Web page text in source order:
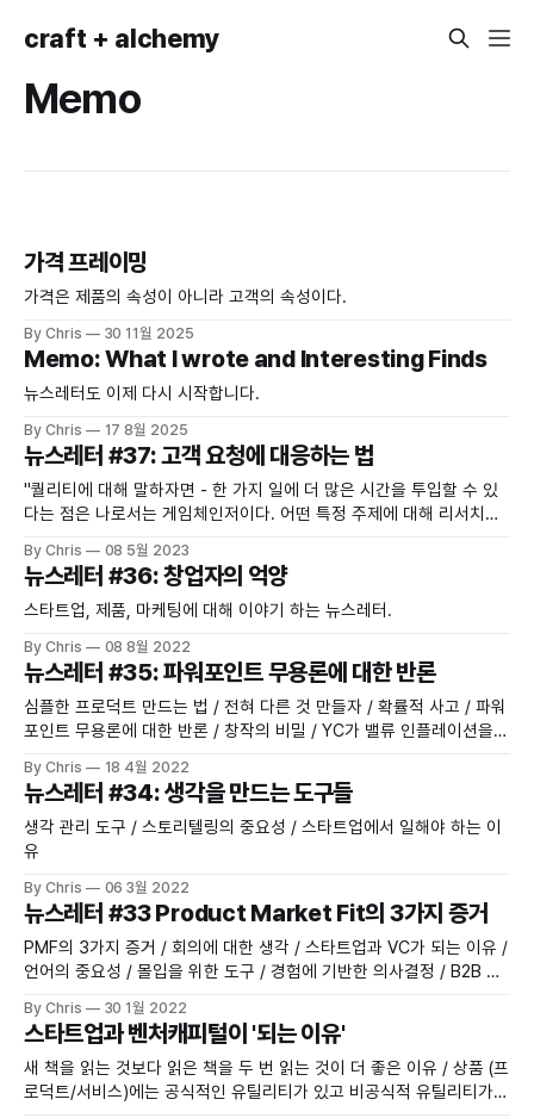
craft + alchemy
Memo
가격 프레이밍
가격은 제품의 속성이 아니라 고객의 속성이다.
By Chris 30 11월 2025
Memo: What I wrote and Interesting Finds
뉴스레터도 이제 다시 시작합니다.
By Chris 17 8월 2025
뉴스레터 #37: 고객 요청에 대응하는 법
"퀄리티에 대해 말하자면 - 한 가지 일에 더 많은 시간을 투입할 수 있
다는 점은 나로서는 게임체인저이다. 어떤 특정 주제에 대해 리서치하
책장에서 책을 꺼내 읽는다면, 이제는 앉아서 1시간을 읽을 수 있게 되
었다."
By Chris 08 5월 2023
뉴스레터 #36: 창업자의 억양
스타트업, 제품, 마케팅에 대해 이야기 하는 뉴스레터.
By Chris 08 8월 2022
뉴스레터 #35: 파워포인트 무용론에 대한 반론
심플한 프로덕트 만드는 법 / 전혀 다른 것 만들자 / 확률적 사고 / 파워
포인트 무용론에 대한 반론 / 창작의 비밀 / YC가 밸류 인플레이션을
By Chris 18 4월 2022
뉴스레터 #34: 생각을 만드는 도구들
생각 관리 도구 / 스토리텔링의 중요성 / 스타트업에서 일해야 하는 이
유
By Chris 06 3월 2022
뉴스레터 #33 Product Market Fit의 3가지 증거
PMF의 3가지 증거 / 회의에 대한 생각 / 스타트업과 VC가 되는 이유 /
언어의 중요성 / 몰입을 위한 도구 / 경험에 기반한 의사결정 / B2B 스
By Chris 30 1월 2022
스타트업과 벤처캐피털이 '되는 이유'
새 책을 읽는 것보다 읽은 책을 두 번 읽는 것이 더 좋은 이유 / 상품 (프
로덕트/서비스)에는 공식적인 유틸리티가 있고 비공식적 유틸리티가